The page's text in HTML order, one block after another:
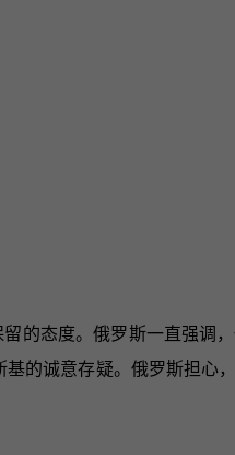
的态度。俄罗斯一直强调
的诚意存疑。俄罗斯担心